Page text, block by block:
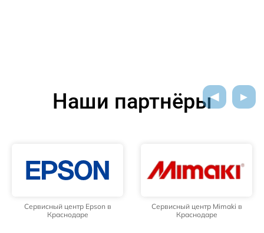
Наши партнёры
Сервисный центр Epson в
Краснодаре
Сервисный центр Mimaki в
Краснодаре